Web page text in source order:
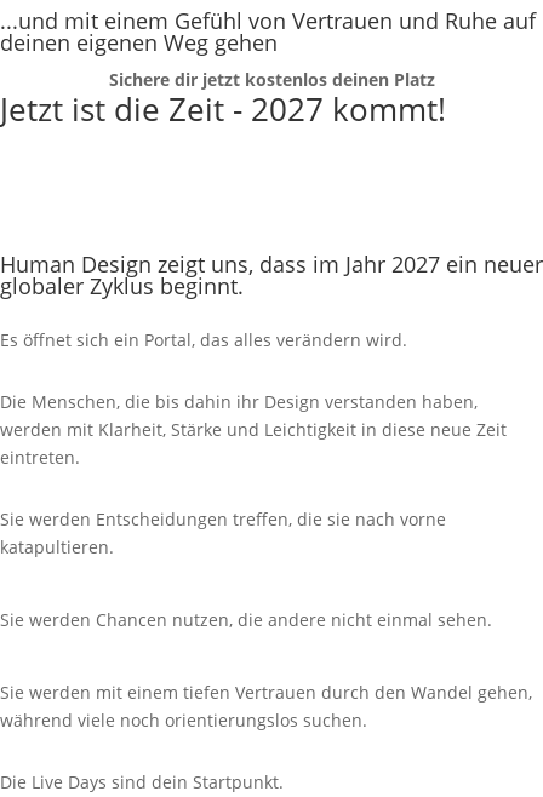
...und mit einem Gefühl von Vertrauen und Ruhe auf
deinen eigenen Weg gehen
Sichere dir jetzt kostenlos deinen Platz
Jetzt ist die Zeit - 2027 kommt!
Human Design zeigt uns, dass im Jahr 2027 ein neuer
globaler Zyklus beginnt.
Es öffnet sich ein Portal, das alles verändern wird.
Die Menschen, die bis dahin ihr Design verstanden haben,
werden mit Klarheit, Stärke und Leichtigkeit in diese neue Zeit
eintreten.
Sie werden Entscheidungen treffen, die sie nach vorne
katapultieren.
Sie werden Chancen nutzen, die andere nicht einmal sehen.
Sie werden mit einem tiefen Vertrauen durch den Wandel gehen,
während viele noch orientierungslos suchen.
Die Live Days sind dein Startpunkt.